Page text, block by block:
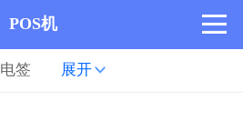
POS机
电签 展开